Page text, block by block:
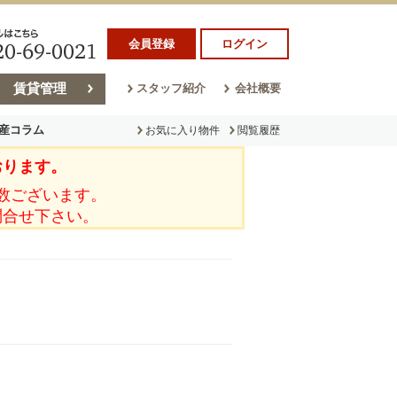
会員登録 ログイン
賃貸管理 スタッフ紹介 会社概要
コラム
ム
お気に入り物件 閲覧履歴
ます。
ざいます。
せ下さい。